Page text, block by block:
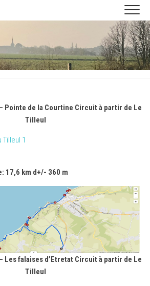
Pointe de la Courtine Circuit à partir de Le
Tilleul
1
17,6 km d+/- 360 m
Les falaises d’Etretat Circuit à partir de Le
Tilleul